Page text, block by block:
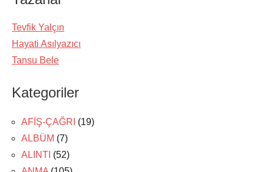
Tevfik Yalçın
Hayati Asılyazıcı
Tansu Bele
Kategoriler
AFİŞ-ÇAĞRI (19)
ALBÜM (7)
ALINTI (52)